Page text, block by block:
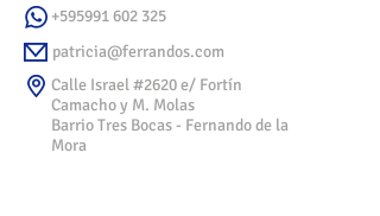
+595991 602 325
patricia@ferrandos.com
Calle Israel #2620 e/ Fortín
Camacho y M. Molas
Barrio Tres Bocas - Fernando de la
Mora